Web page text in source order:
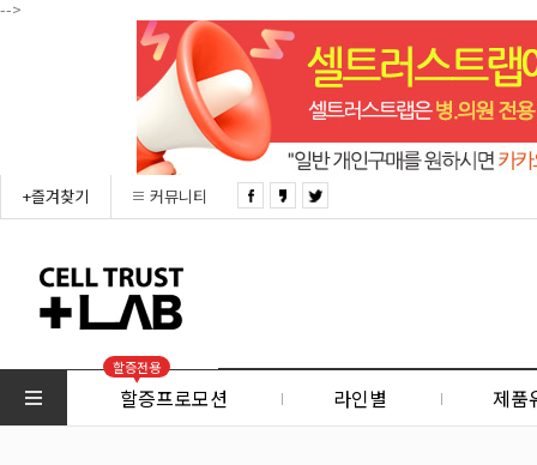
-->
+즐겨찾기 커뮤니티
할증전용
할증프로모션 라인별 제품